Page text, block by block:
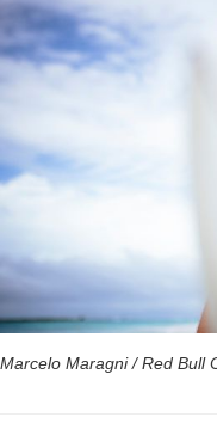
Marcelo Maragni / Red Bull